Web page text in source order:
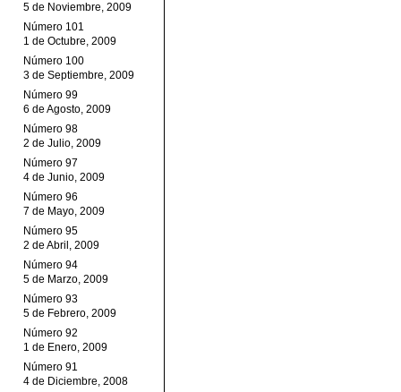
5 de Noviembre, 2009
Número 101
1 de Octubre, 2009
Número 100
3 de Septiembre, 2009
Número 99
6 de Agosto, 2009
Número 98
2 de Julio, 2009
Número 97
4 de Junio, 2009
Número 96
7 de Mayo, 2009
Número 95
2 de Abril, 2009
Número 94
5 de Marzo, 2009
Número 93
5 de Febrero, 2009
Número 92
1 de Enero, 2009
Número 91
4 de Diciembre, 2008